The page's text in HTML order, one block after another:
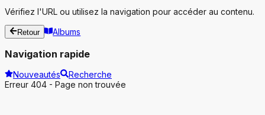
Vérifiez l'URL ou utilisez la navigation pour accéder au contenu.
Retour Albums
Navigation rapide
Nouveautés
Recherche
Erreur 404 - Page non trouvée